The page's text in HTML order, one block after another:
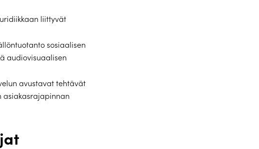
liittyvät
sosiaalisen
audiovisuaalisen
avustavat tehtävät
asiakasrajapinnan